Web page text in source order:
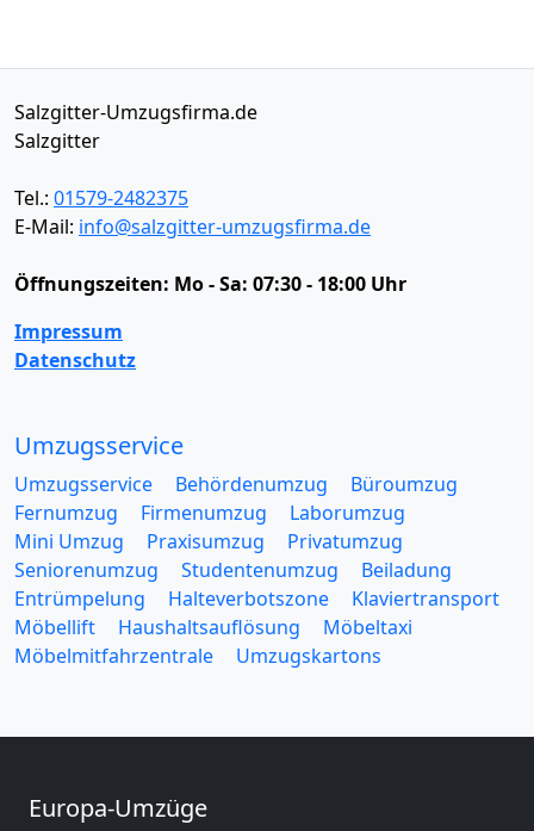
Salzgitter-Umzugsfirma.de
Salzgitter
Tel.: 01579-2482375
E-Mail: info@salzgitter-umzugsfirma.de
Öffnungszeiten: Mo - Sa: 07:30 - 18:00 Uhr
Impressum
Datenschutz
Umzugsservice
Umzugsservice Behördenumzug
Büroumzug
Fernumzug
Firmenumzug
Laborumzug
Mini Umzug
Praxisumzug
Privatumzug
Seniorenumzug
Studentenumzug
Beiladung
Entrümpelung
Halteverbotszone
Klaviertransport
Möbellift
Haushaltsauflösung
Möbeltaxi
Möbelmitfahrzentrale
Umzugskartons
Europa-Umzüge